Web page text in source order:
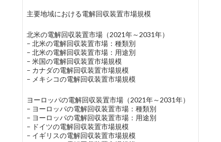
主要地域における電解回収装置市場規模
北米の電解回収装置市場（2021年～2031年）
– 北米の電解回収装置市場：種類別
– 北米の電解回収装置市場：用途別
– 米国の電解回収装置市場規模
– カナダの電解回収装置市場規模
– メキシコの電解回収装置市場規模
ヨーロッパの電解回収装置市場（2021年～2031年）
– ヨーロッパの電解回収装置市場：種類別
– ヨーロッパの電解回収装置市場：用途別
– ドイツの電解回収装置市場規模
– イギリスの電解回収装置市場規模